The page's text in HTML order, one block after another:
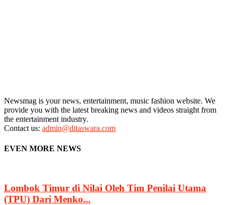
Newsmag is your news, entertainment, music fashion website. We
provide you with the latest breaking news and videos straight from
the entertainment industry.
Contact us: admin@ditaswara.com
EVEN MORE NEWS
Lombok Timur di Nilai Oleh Tim Penilai Utama
(TPU) Dari Menko...